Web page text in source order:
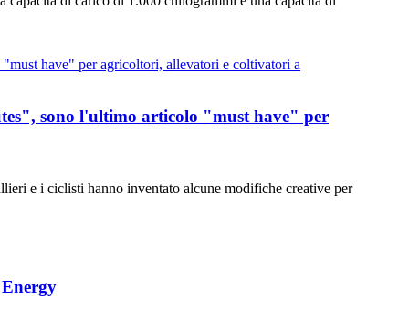
sono l'ultimo articolo "must have" per
e i ciclisti hanno inventato alcune modifiche creative per